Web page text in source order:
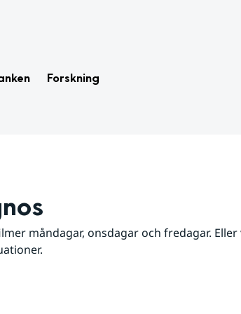
Forskning
måndagar, onsdagar och fredagar. Eller